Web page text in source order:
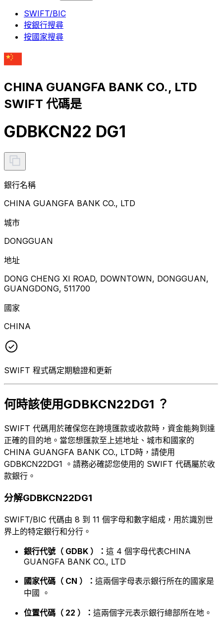
SWIFT/BIC
按銀行搜尋
按國家搜尋
CHINA GUANGFA BANK CO., LTD
SWIFT 代碼是
GDBKCN22 DG1
銀行名稱
CHINA GUANGFA BANK CO., LTD
城市
DONGGUAN
地址
DONG CHENG XI ROAD, DOWNTOWN, DONGGUAN,
GUANGDONG, 511700
國家
CHINA
SWIFT 程式碼定期驗證和更新
何時該使用GDBKCN22DG1 ？
SWIFT 代碼用於確保您在跨境匯款或收款時，資金能夠到達
正確的目的地。當您想匯款至上述地址、城市和國家的
CHINA GUANGFA BANK CO., LTD時，請使用
GDBKCN22DG1 。請務必確認您使用的 SWIFT 代碼屬於收
款銀行。
分解GDBKCN22DG1
SWIFT/BIC 代碼由 8 到 11 個字母和數字組成，用於識別世
界上的特定銀行和分行。
銀行代號（ GDBK ）： 這 4 個字母代表CHINA
GUANGFA BANK CO., LTD
國家代碼（ CN ）： 這兩個字母表示銀行所在的國家是
中國 。
位置代碼（ 22 ）： 這兩個字元表示銀行總部所在地。